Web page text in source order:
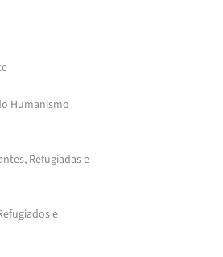
Humanismo
Refugiadas e
e